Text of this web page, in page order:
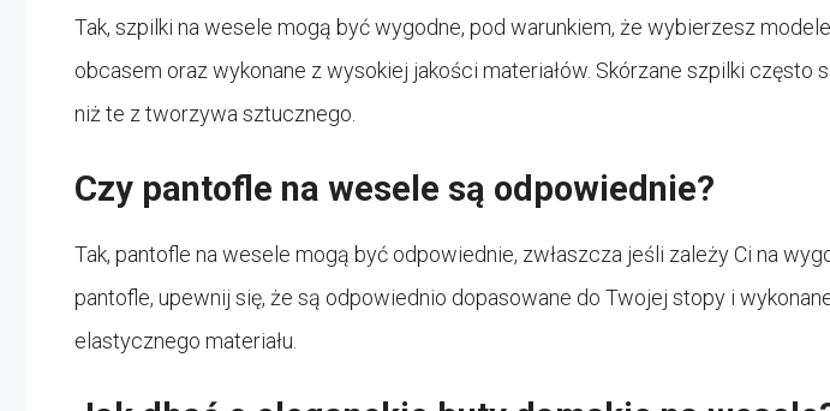
Tak, szpilki na wesele mogą być wygodne, pod warunkiem, że wybierzesz
obcasem oraz wykonane z wysokiej jakości materiałów. Skórzane szpilki często
niż te z tworzywa sztucznego.
Czy pantofle na wesele są odpowiednie?
Tak, pantofle na wesele mogą być odpowiednie, zwłaszcza jeśli zależy Ci na
pantofle, upewnij się, że są odpowiednio dopasowane do Twojej stopy i
elastycznego materiału.